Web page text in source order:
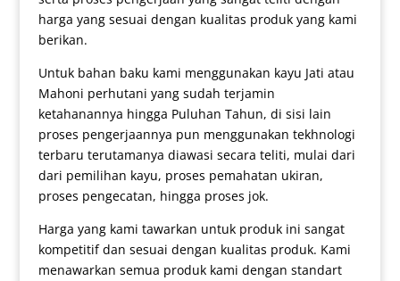
harga yang sesuai dengan kualitas produk yang kami
berikan.
Untuk bahan baku kami menggunakan kayu Jati atau
Mahoni perhutani yang sudah terjamin
ketahanannya hingga Puluhan Tahun, di sisi lain
proses pengerjaannya pun menggunakan tekhnologi
terbaru terutamanya diawasi secara teliti, mulai dari
dari pemilihan kayu, proses pemahatan ukiran,
proses pengecatan, hingga proses jok.
Harga yang kami tawarkan untuk produk ini sangat
kompetitif dan sesuai dengan kualitas produk. Kami
menawarkan semua produk kami dengan standart